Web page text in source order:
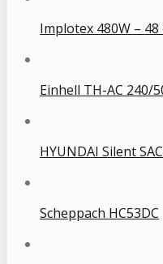
Implotex 480W –
Einhell TH-AC 240/
HYUNDAI Silent
Scheppach HC53DC